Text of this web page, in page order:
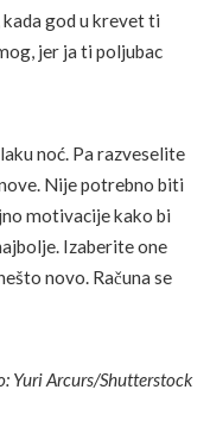
god u krevet ti
jer ja ti poljubac
noć. Pa razveselite
Nije potrebno biti
motivacije kako bi
Izaberite one
novo. Računa se
Yuri Arcurs/Shutterstock